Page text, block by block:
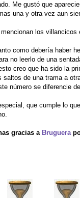
Me gustó que
una y otra vez aun
los
como debería haber
no leerlo de una
creo que ha sido la
saltos de una trama a
número se diferencie
que cumple lo
gracias a Bruguera